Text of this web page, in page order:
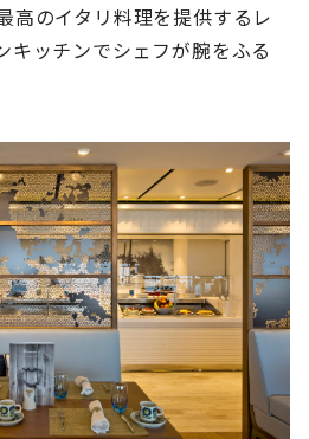
高のイタリ料理を提供するレ
キッチンでシェフが腕をふる